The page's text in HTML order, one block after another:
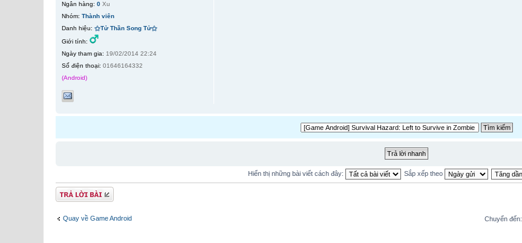
Ngân hàng: 0 Xu
Nhóm: Thành viên
Danh hiệu: ⚝Tử Thần Song Tử⚝
Giới tính:
Ngày tham gia: 19/02/2014 22:24
Số điện thoại: 01646164332
(Android)
Hiển thị những bài viết cách đây: Sắp xếp theo
Gửi bài trả lời
Quay về Game Android Chuyển đến: